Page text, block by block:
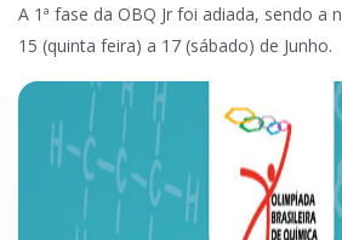
A 1ª fase da OBQ Jr foi adiada, sendo a
15 (quinta feira) a 17 (sábado) de Junho.